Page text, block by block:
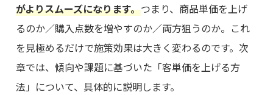
がよりスムーズになります。つまり、商品単価を上げ
るのか／購入点数を増やすのか／両方狙うのか。これ
を見極めるだけで施策効果は大きく変わるのです。次
章では、傾向や課題に基づいた「客単価を上げる方
法」について、具体的に説明します。